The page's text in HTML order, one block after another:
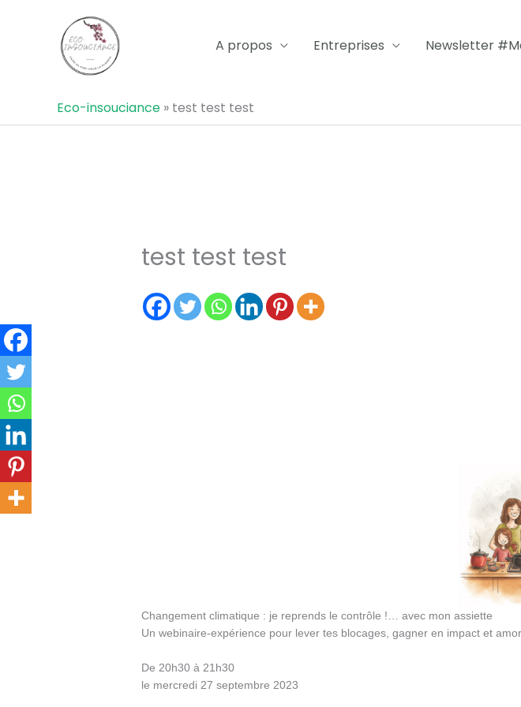
A propos Entreprises Newsletter
Eco-insouciance » test test test
test test test
Changement climatique : ​je reprends le contrôle !… avec mon assiette
Un webinaire-expérience pour lever tes blocages, gagner en impact et
De 20h30 à 21h30
le mercredi 27 septembre 2023